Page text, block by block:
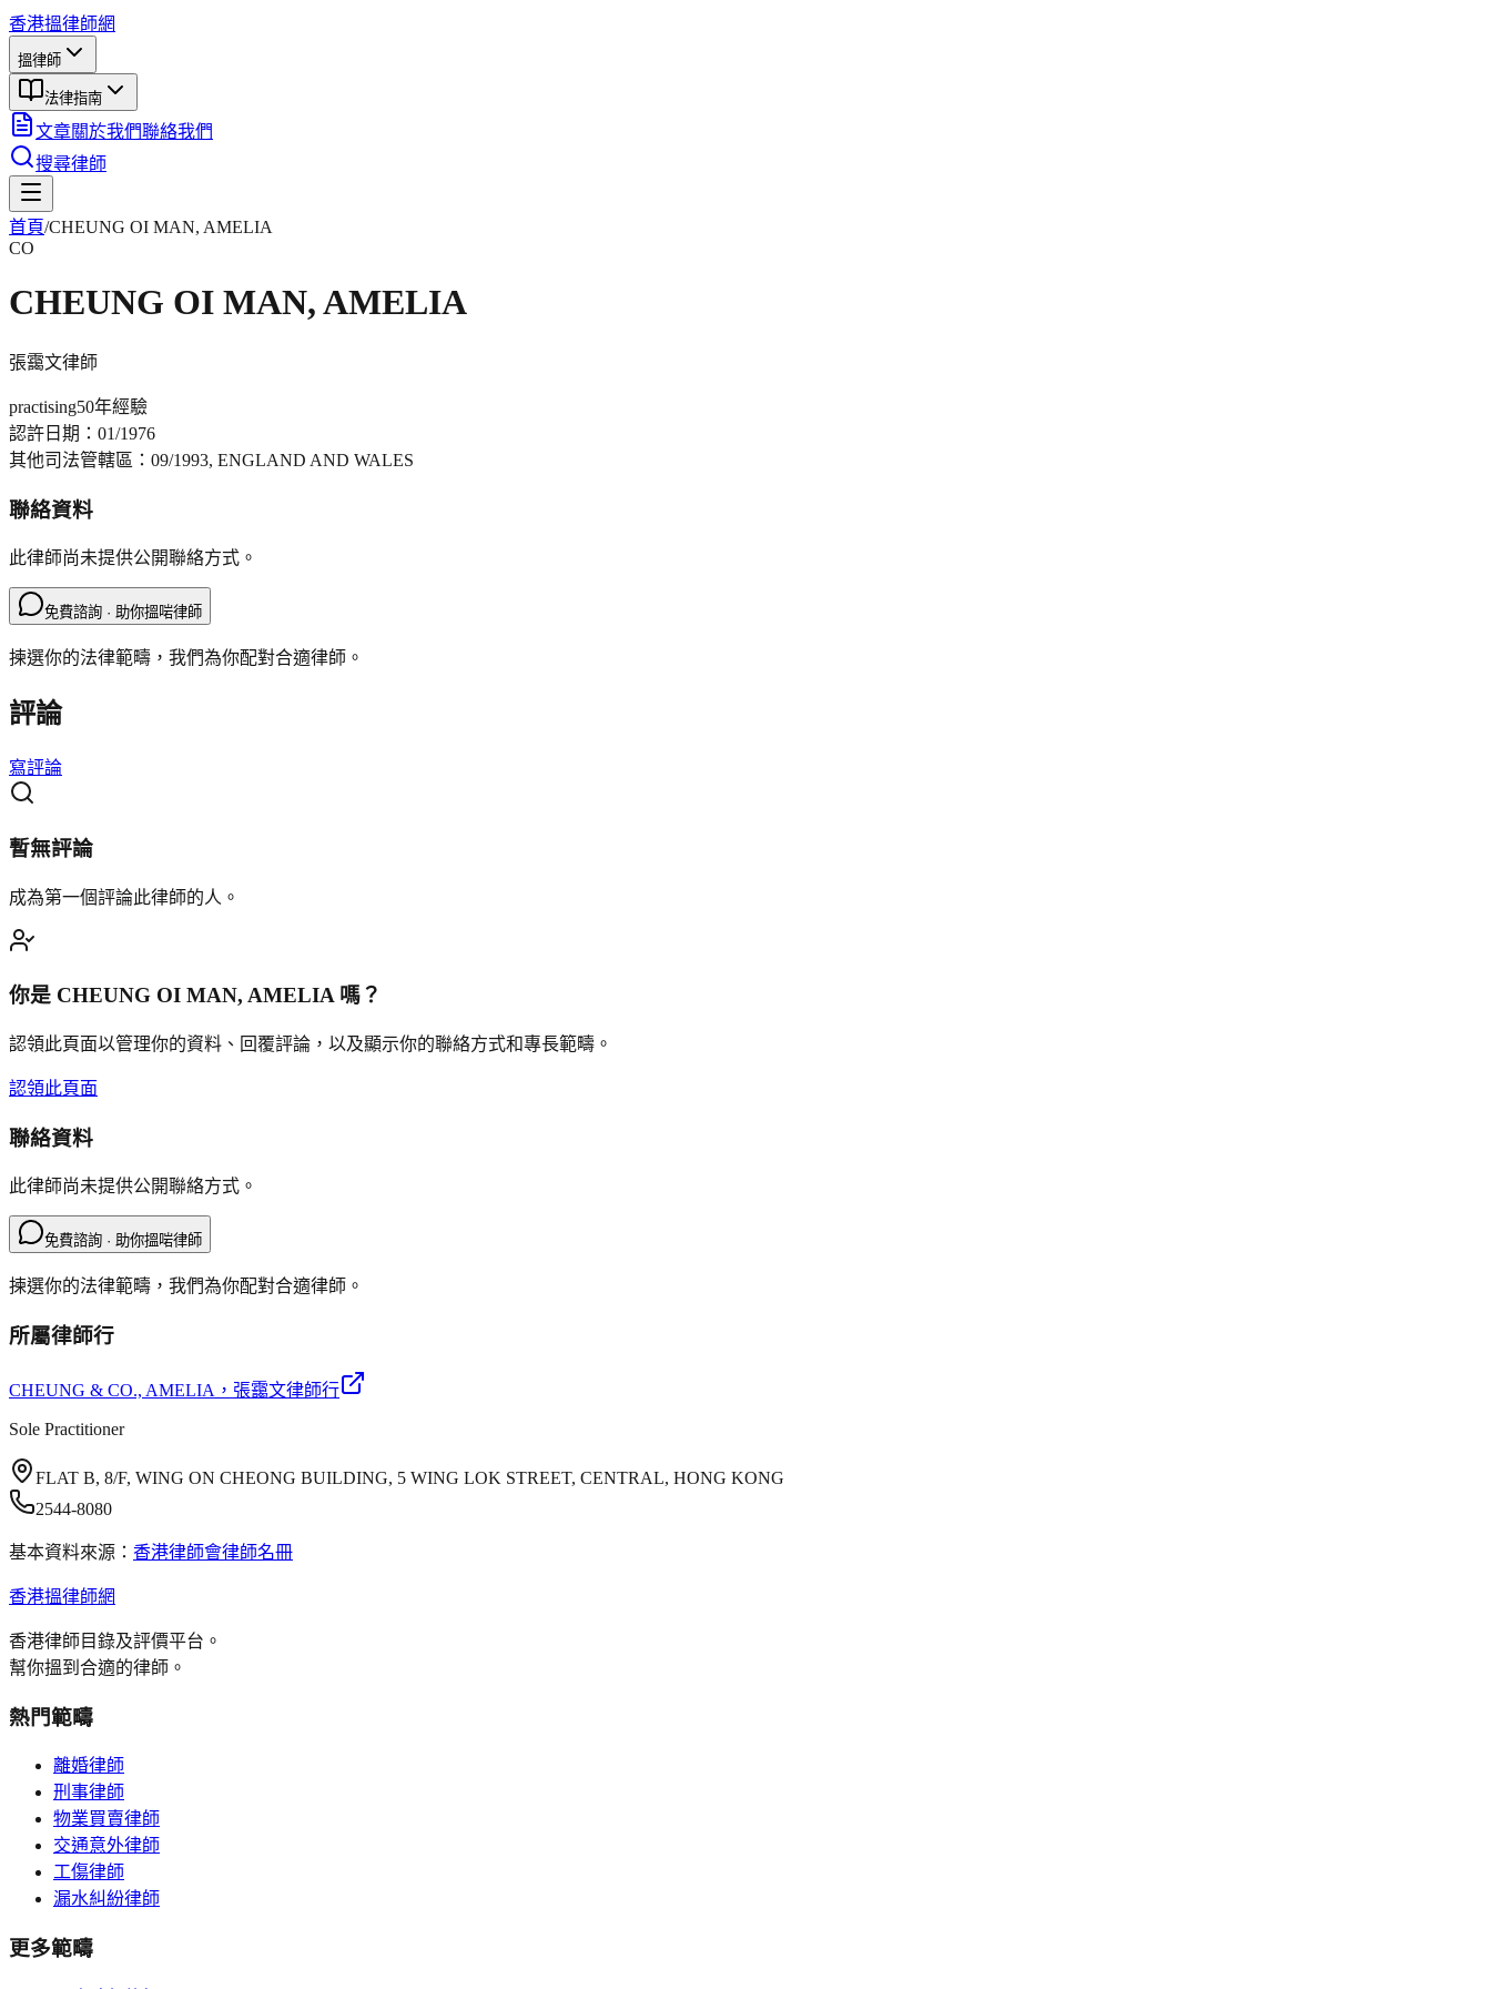
香港搵律師網
搵律師
法律指南
文章關於我們聯絡我們
搜尋律師
首頁/CHEUNG OI MAN, AMELIA
CO
CHEUNG OI MAN, AMELIA
張靄文律師
practising50年經驗
認許日期： 01/1976
其他司法管轄區： 09/1993, ENGLAND AND WALES
聯絡資料
此律師尚未提供公開聯絡方式。
免費諮詢 · 助你搵啱律師
揀選你的法律範疇，我們為你配對合適律師。
評論
寫評論
暫無評論
成為第一個評論此律師的人。
你是 CHEUNG OI MAN, AMELIA嗎？
認領此頁面以管理你的資料、回覆評論，以及顯示你的聯絡方式和專長範疇。
認領此頁面
聯絡資料
此律師尚未提供公開聯絡方式。
免費諮詢 · 助你搵啱律師
揀選你的法律範疇，我們為你配對合適律師。
所屬律師行
CHEUNG & CO., AMELIA ，張靄文律師行
Sole Practitioner
FLAT B, 8/F, WING ON CHEONG BUILDING, 5 WING LOK STREET, CENTRAL, HONG KONG
2544-8080
基本資料來源： 香港律師會律師名冊
香港搵律師網
香港律師目錄及評價平台。
幫你搵到合適的律師。
熱門範疇
離婚律師
刑事律師
物業買賣律師
交通意外律師
工傷律師
漏水糾紛律師
更多範疇